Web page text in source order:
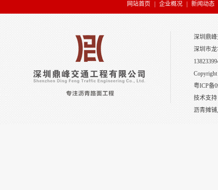
网站首页 企业概况 新闻动态
深圳鼎
深圳市
粤ICP备
技术支
沥青摊